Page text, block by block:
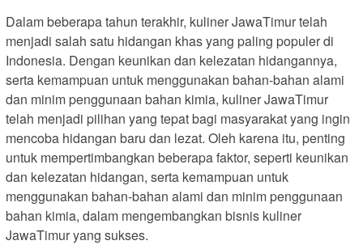
Dalam beberapa tahun terakhir, kuliner JawaTimur telah
menjadi salah satu hidangan khas yang paling populer di
Indonesia. Dengan keunikan dan kelezatan hidangannya,
serta kemampuan untuk menggunakan bahan-bahan alami
dan minim penggunaan bahan kimia, kuliner JawaTimur
telah menjadi pilihan yang tepat bagi masyarakat yang ingin
mencoba hidangan baru dan lezat. Oleh karena itu, penting
untuk mempertimbangkan beberapa faktor, seperti keunikan
dan kelezatan hidangan, serta kemampuan untuk
menggunakan bahan-bahan alami dan minim penggunaan
bahan kimia, dalam mengembangkan bisnis kuliner
JawaTimur yang sukses.